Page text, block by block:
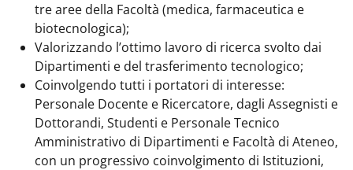
tre aree della Facoltà (medica, farmaceutica e
biotecnologica);
Valorizzando l’ottimo lavoro di ricerca svolto dai
Dipartimenti e del trasferimento tecnologico;
Coinvolgendo tutti i portatori di interesse:
Personale Docente e Ricercatore, dagli Assegnisti e
Dottorandi, Studenti e Personale Tecnico
Amministrativo di Dipartimenti e Facoltà di Ateneo,
con un progressivo coinvolgimento di Istituzioni,